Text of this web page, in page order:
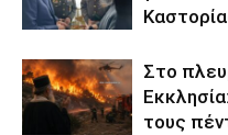
Στο
τους